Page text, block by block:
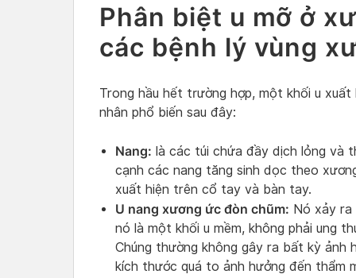
Phân biệt u mỡ ở
các bệnh lý vùng
Trong hầu hết trường hợp, một khối u
nhân phổ biến sau đây:
Nang: là các túi chứa đầy dịch lỏng và
cạnh các nang tăng sinh dọc theo
xuất hiện trên cổ tay và bàn tay.
U nang xương ức đòn chũm: Nó xảy ra
nó là một khối u mềm, không phải ung
Chúng thường không gây ra bất kỳ ảnh
kích thước quá to ảnh hưởng đến thẩm